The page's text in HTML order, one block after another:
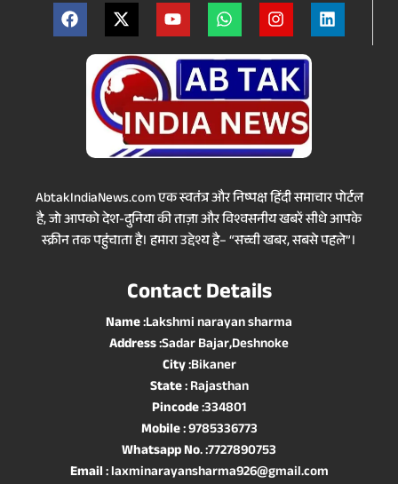
AbtakIndiaNews.com एक स्वतंत्र और निष्पक्ष हिंदी समाचार पोर्टल
है, जो आपको देश-दुनिया की ताज़ा और विश्वसनीय खबरें सीधे आपके
स्क्रीन तक पहुंचाता है। हमारा उद्देश्य है– “सच्ची खबर, सबसे पहले”।
Contact Details
Name:Lakshmi narayan sharma
Address:Sadar Bajar,Deshnoke
City:Bikaner
State: Rajasthan
Pincode:334801
Mobile: 9785336773
Whatsapp No. :7727890753
Email: laxminarayansharma926@gmail.com